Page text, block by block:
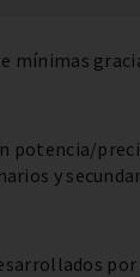
mínimas
potencia/
y
por